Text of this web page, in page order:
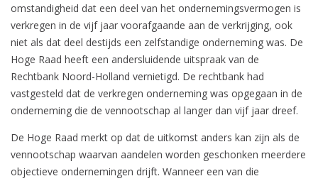
omstandigheid dat een deel van het ondernemingsvermogen is
verkregen in de vijf jaar voorafgaande aan de verkrijging, ook
niet als dat deel destijds een zelfstandige onderneming was. De
Hoge Raad heeft een andersluidende uitspraak van de
Rechtbank Noord-Holland vernietigd. De rechtbank had
vastgesteld dat de verkregen onderneming was opgegaan in de
onderneming die de vennootschap al langer dan vijf jaar dreef.
De Hoge Raad merkt op dat de uitkomst anders kan zijn als de
vennootschap waarvan aandelen worden geschonken meerdere
objectieve ondernemingen drijft. Wanneer een van die